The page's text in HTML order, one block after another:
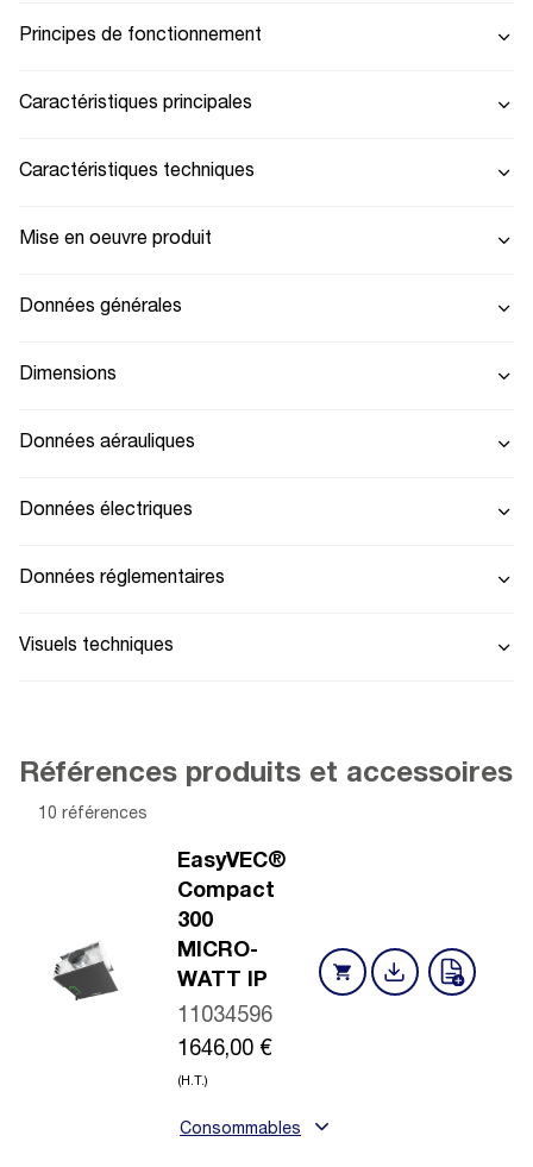
Principes de fonctionnement
Caractéristiques principales
Caractéristiques techniques
Mise en oeuvre produit
Données générales
Dimensions
Données aérauliques
Données électriques
Données réglementaires
Visuels techniques
Références produits et accessoires
10 références
EasyVEC®
Compact
300
MICRO-
WATT IP
11034596
1646,00 €
(H.T.)
Consommables